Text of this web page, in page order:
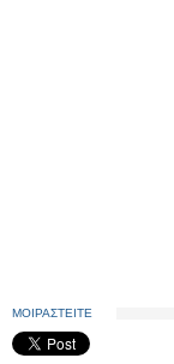
ΜΟΙΡΑΣΤΕΙΤΕ